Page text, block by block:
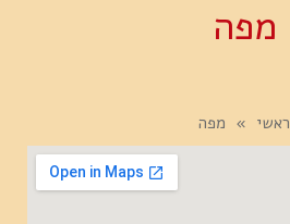
מפה
ראשי » מפה